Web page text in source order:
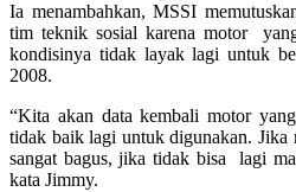
Ia menambahkan, MSSI
tim teknik sosial karena motor
kondisinya tidak layak lagi untuk
2008.
“Kita akan data kembali motor
tidak baik lagi untuk digunakan. Jika
sangat bagus, jika tidak bisa lagi
kata Jimmy.